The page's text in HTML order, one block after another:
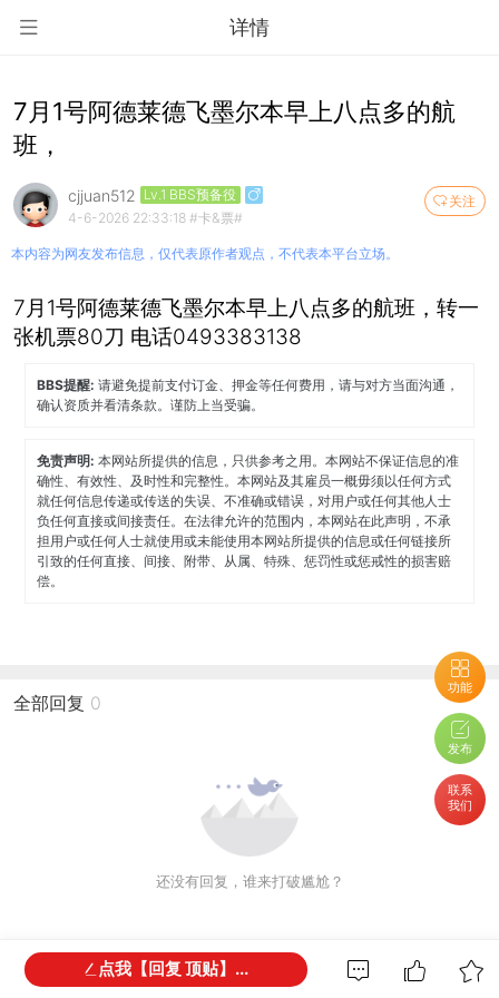
详情
功能
发布
联系
我们
7月1号阿德莱德飞墨尔本早上八点多的航
班，
关注
cjjuan512 Lv.1 BBS预备役
4-6-2026 22:33:18 #卡&票#
本内容为网友发布信息，仅代表原作者观点，不代表本平台立场。
7月1号阿德莱德飞墨尔本早上八点多的航班，转一
张机票80刀 电话0493383138
BBS提醒:请避免提前支付订金、押金等任何费用，请与对方当面沟通，
确认资质并看清条款。谨防上当受骗。
免责声明:本网站所提供的信息，只供参考之用。本网站不保证信息的准
确性、有效性、及时性和完整性。本网站及其雇员一概毋须以任何方式
就任何信息传递或传送的失误、不准确或错误，对用户或任何其他人士
负任何直接或间接责任。在法律允许的范围内，本网站在此声明，不承
担用户或任何人士就使用或未能使用本网站所提供的信息或任何链接所
引致的任何直接、间接、附带、从属、特殊、惩罚性或惩戒性的损害赔
偿。
全部回复 0
还没有回复，谁来打破尴尬？
网友都在看
点我【回复 顶贴】...